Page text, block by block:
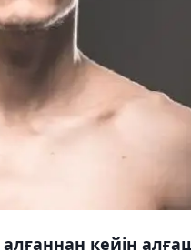
кейін